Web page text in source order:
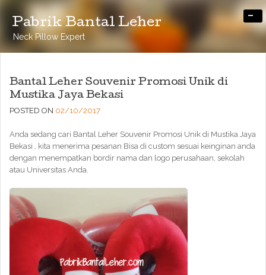
Pabrik Bantal Leher
Neck Pillow Expert
-
Bantal Leher Souvenir Promosi Unik di
Mustika Jaya Bekasi
POSTED ON 02/10/2017
Anda sedang cari Bantal Leher Souvenir Promosi Unik di Mustika Jaya
Bekasi , kita menerima pesanan Bisa di custom sesuai keinginan anda
dengan menempatkan bordir nama dan logo perusahaan, sekolah
atau Universitas Anda.